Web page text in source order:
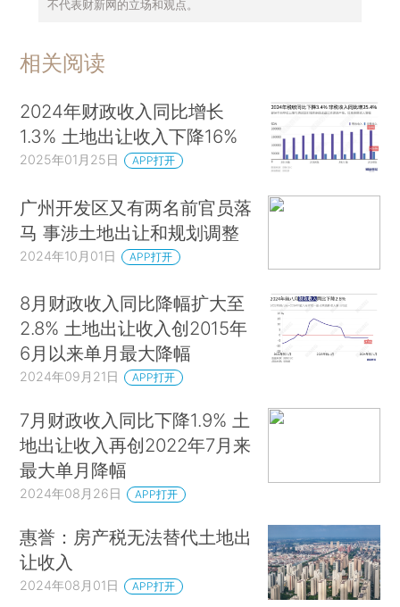
不代表财新网的立场和观点。
相关阅读
2024年财政收入同比增长
1.3% 土地出让收入下降16%
2025年01月25日 APP打开
广州开发区又有两名前官员落
马 事涉土地出让和规划调整
2024年10月01日 APP打开
8月财政收入同比降幅扩大至
2.8% 土地出让收入创2015年
6月以来单月最大降幅
2024年09月21日 APP打开
7月财政收入同比下降1.9% 土
地出让收入再创2022年7月来
最大单月降幅
2024年08月26日 APP打开
惠誉：房产税无法替代土地出
让收入
2024年08月01日 APP打开